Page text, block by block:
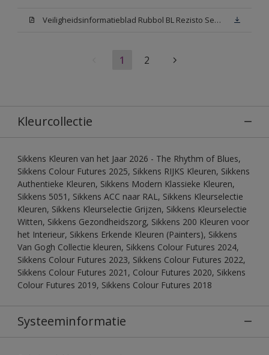
Veiligheidsinformatieblad Rubbol BL Rezisto Semi-Gloss N00 (MSDS)
1 2
Kleurcollectie
Sikkens Kleuren van het Jaar 2026 - The Rhythm of Blues,
Sikkens Colour Futures 2025, Sikkens RIJKS Kleuren, Sikkens
Authentieke Kleuren, Sikkens Modern Klassieke Kleuren,
Sikkens 5051, Sikkens ACC naar RAL, Sikkens Kleurselectie
Kleuren, Sikkens Kleurselectie Grijzen, Sikkens Kleurselectie
Witten, Sikkens Gezondheidszorg, Sikkens 200 Kleuren voor
het Interieur, Sikkens Erkende Kleuren (Painters), Sikkens
Van Gogh Collectie kleuren, Sikkens Colour Futures 2024,
Sikkens Colour Futures 2023, Sikkens Colour Futures 2022,
Sikkens Colour Futures 2021, Colour Futures 2020, Sikkens
Colour Futures 2019, Sikkens Colour Futures 2018
Systeeminformatie